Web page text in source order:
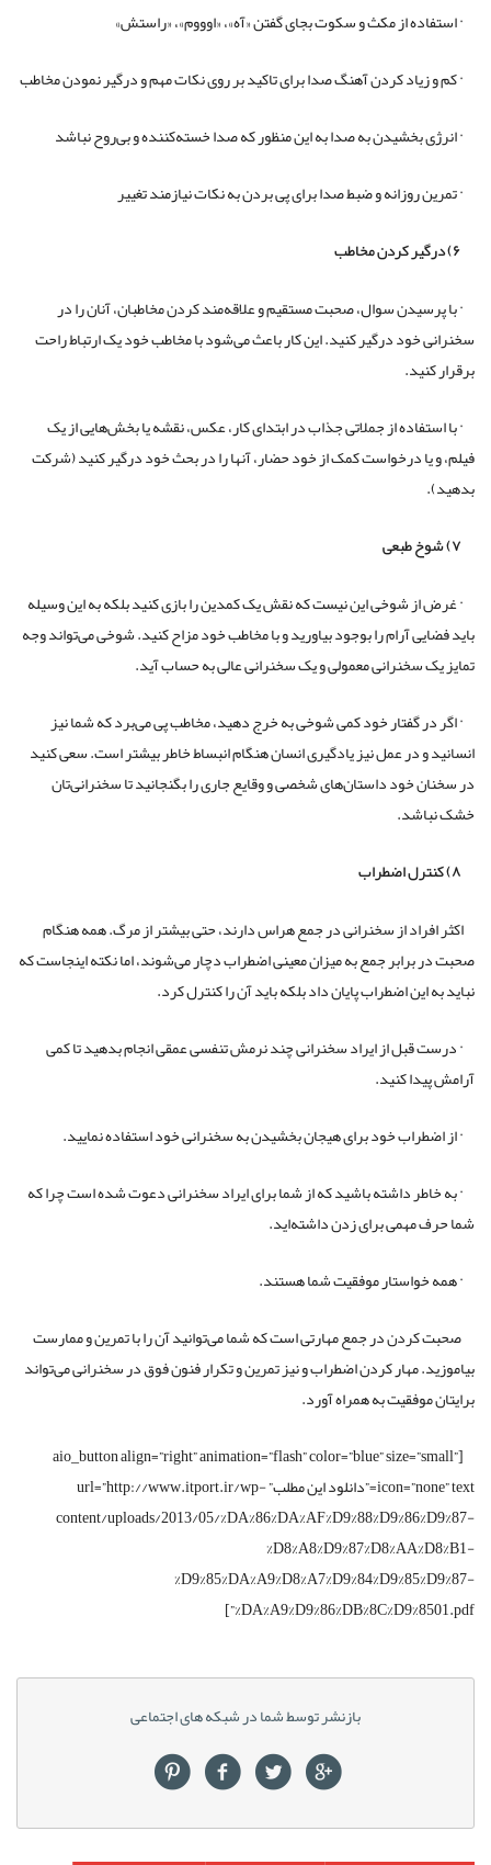
· استفاده از مکث و سکوت بجای گفتن «آه»، «اوووم»، «راستش»
· کم و زیاد کردن آهنگ صدا برای تاکید بر روی نکات مهم و درگیر نمودن مخاطب
· انرژی بخشیدن به صدا به این منظور که صدا خسته‌کننده و بی‌روح نباشد
· تمرین روزانه و ضبط صدا برای پی بردن به نکات نیازمند تغییر
۶) درگیر کردن مخاطب
· با پرسیدن سوال، صحبت مستقیم و علاقه‌مند کردن مخاطبان، آنان را در
سخنرانی خود درگیر کنید. این کار باعث می‌شود با مخاطب خود یک ارتباط راحت
برقرار کنید.
· با استفاده از جملاتی جذاب در ابتدای کار، عکس، نقشه یا بخش‌هایی از یک
فیلم، و یا درخواست کمک از خود حضار، آنها را در بحث خود درگیر کنید (شرکت
بدهید).
۷) شوخ طبعی
· غرض از شوخی این نیست که نقش یک کمدین را بازی کنید بلکه به این وسیله
باید فضایی آرام را بوجود بیاورید و با مخاطب خود مزاح کنید. شوخی می‌تواند وجه
تمایز یک سخنرانی معمولی و یک سخنرانی عالی به حساب آید.
· اگر در گفتار خود کمی شوخی به خرج دهید، مخاطب پی می‌برد که شما نیز
انسانید و در عمل نیز یادگیری انسان هنگام انبساط خاطر بیشتر است. سعی کنید
در سخنان خود داستان‌های شخصی و وقایع جاری را بگنجانید تا سخنرانی‌تان
خشک نباشد.
اکثر افراد از سخنرانی در جمع هراس دارند، حتی بیشتر از مرگ. همه هنگام
صحبت در برابر جمع به میزان معینی اضطراب دچار می‌شوند، اما نکته اینجاست که
نباید به این اضطراب پایان داد بلکه باید آن را کنترل کرد.
· درست قبل از ایراد سخنرانی چند نرمش تنفسی عمقی انجام بدهید تا کمی
آرامش پیدا کنید.
· از اضطراب خود برای هیجان بخشیدن به سخنرانی خود استفاده نمایید.
· به خاطر داشته باشید که از شما برای ایراد سخنرانی دعوت شده است چرا که
شما حرف مهمی برای زدن داشته‌اید.
· همه خواستار موفقیت شما هستند.
صحبت کردن در جمع مهارتی است که شما می‌توانید آن را با تمرین و ممارست
بیاموزید. مهار کردن اضطراب و نیز تمرین و تکرار فنون فوق در سخنرانی‌ می‌تواند
برایتان موفقیت به همراه آورد.
[aio_button align=”right” animation=”flash” color=”blue” size=”small”
icon=”none” text=”دانلود این مطلب” url=”http://www.itport.ir/wp-
content/uploads/2013/05/%DA%86%DA%AF%D9%88%D9%86%D9%87-
%D8%A8%D9%87%D8%AA%D8%B1-
%D9%85%DA%A9%D8%A7%D9%84%D9%85%D9%87-
%DA%A9%D9%86%DB%8C%D9%8501.pdf”]
بازنشر توسط شما در شبکه های اجتماعی